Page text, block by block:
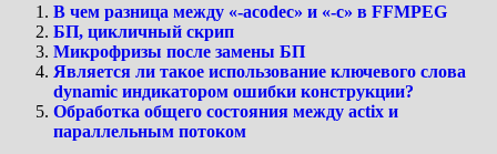
В чем разница между «-acodec» и «-c» в FFMPEG
БП, цикличный скрип
Микрофризы после замены БП
Является ли такое использование ключевого слова
dynamic индикатором ошибки конструкции?
Обработка общего состояния между actix и
параллельным потоком